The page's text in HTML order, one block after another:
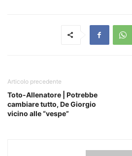
Articolo precedente
Toto-Allenatore | Potrebbe
cambiare tutto, De Giorgio
vicino alle “vespe”